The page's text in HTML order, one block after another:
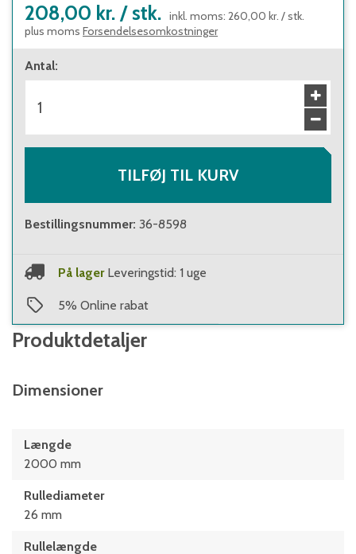
208,00 kr. / stk. inkl. moms: 260,00 kr. /stk.
plus moms Forsendelsesomkostninger
Antal:
TILFØJ TIL KURV
Bestillingsnummer: 36-8598
På lager Leveringstid: 1 uge
5% Online rabat
Produktdetaljer
Dimensioner
Længde
2000 mm
Rullediameter
26 mm
Rullelængde